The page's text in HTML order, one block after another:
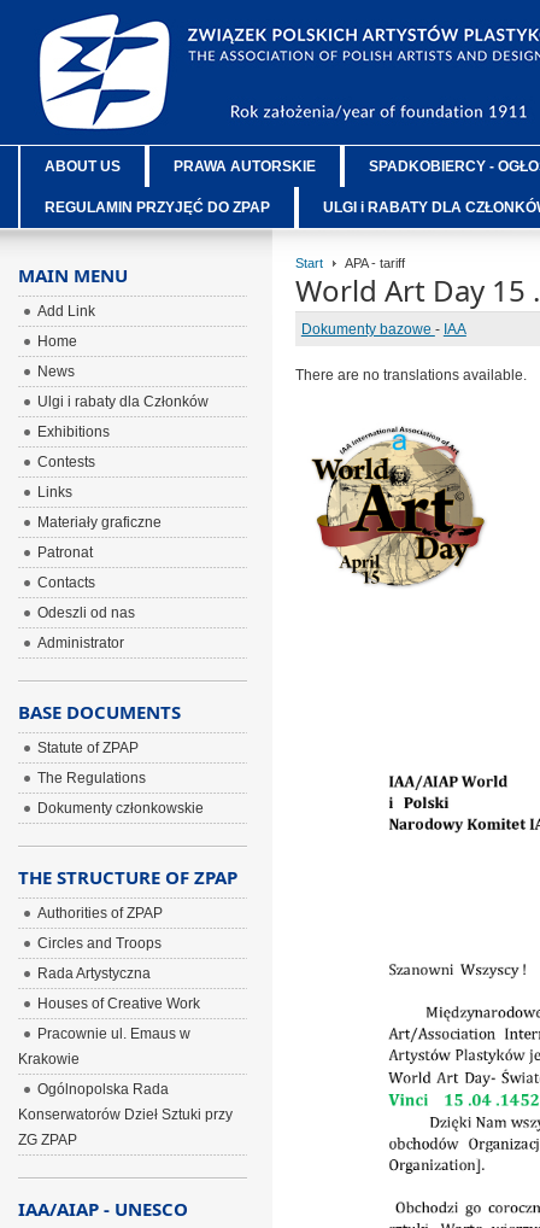
ABOUT US PRAWA AUTORSKIE SPADKOBIERCY -
REGULAMIN PRZYJĘĆ DO ZPAP ULGI i RABATY DLA
Start APA - tariff
World Art Day 15
Dokumenty bazowe - IAA
There are no translations available.
MAIN MENU
Add Link
Home
News
Ulgi i rabaty dla Członków
Exhibitions
Contests
Links
Materiały graficzne
Patronat
Contacts
Odeszli od nas
Administrator
BASE DOCUMENTS
Statute of ZPAP
The Regulations
Dokumenty członkowskie
THE STRUCTURE OF ZPAP
Authorities of ZPAP
Circles and Troops
Rada Artystyczna
Houses of Creative Work
Pracownie ul. Emaus w
Krakowie
Ogólnopolska Rada
Konserwatorów Dzieł Sztuki przy
ZG ZPAP
IAA/AIAP - UNESCO